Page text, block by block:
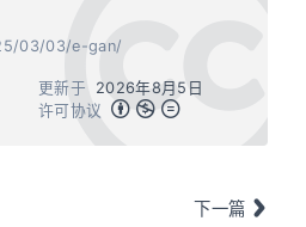
03/03/e-gan/
更新于
2026年8月5日
许可协议
下一篇